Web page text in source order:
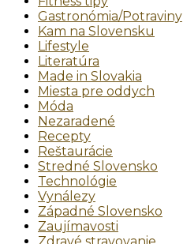
Gastronómia/Potraviny
Kam na Slovensku
Lifestyle
Literatúra
Made in Slovakia
Miesta pre oddych
Móda
Nezaradené
Recepty
Reštaurácie
Stredné Slovensko
Technológie
Vynálezy
Západné Slovensko
Zaujímavosti
Zdravé stravovanie